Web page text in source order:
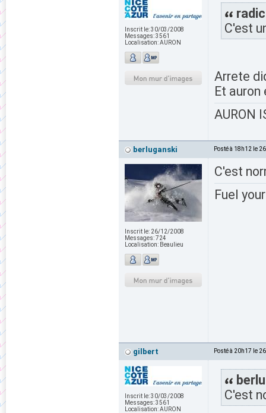
Inscrit le:30/03/2008
Messages:3561
Localisation:AURON
C'est
Arrete
Et
AURON
berluganski Posté à 18h12 le
Inscrit le: 26/12/2008
Messages:724
Localisation: Beaulieu
C'est
Fuel
gilbert Posté à 20h17 le
Inscrit le:30/03/2008
Messages:3561
Localisation:AURON
C'est